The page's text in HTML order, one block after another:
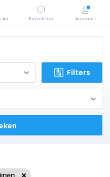
Filters
Ad Berichten Account